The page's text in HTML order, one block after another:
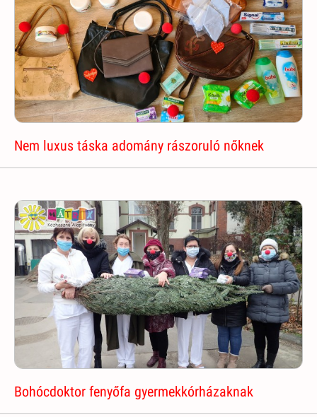
Nem luxus táska adomány rászoruló nőknek
Bohócdoktor fenyőfa gyermekkórházaknak